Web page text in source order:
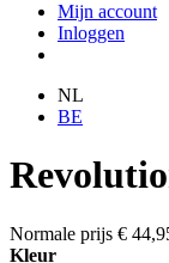
Mijn account
Inloggen
NL
BE
Normale prijs €
Kleur